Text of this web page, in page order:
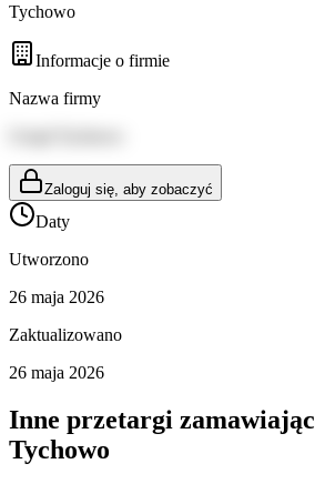
Tychowo
Informacje o firmie
Nazwa firmy
Zaloguj się, aby zobaczyć
Daty
Utworzono
26 maja 2026
Zaktualizowano
26 maja 2026
Inne przetargi
Tychowo